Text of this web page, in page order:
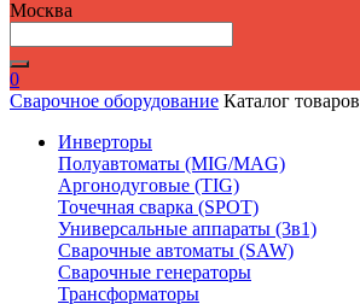
Москва
0
Сварочное оборудование Каталог товаров
Инверторы
Полуавтоматы (MIG/MAG)
Аргонодуговые (TIG)
Точечная сварка (SPOT)
Универсальные аппараты (3в1)
Сварочные автоматы (SAW)
Сварочные генераторы
Трансформаторы